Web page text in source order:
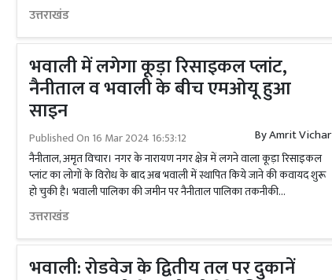
उत्तराखंड
भवाली में लगेगा कूड़ा रिसाइकल प्लांट,
नैनीताल व भवाली के बीच एमओयू हुआ
साइन
Published On 16 Mar 2024 16:53:12 ByAmrit Vichar
नैनीताल, अमृत विचार। नगर के नारायण नगर क्षेत्र में लगने वाला कूड़ा रिसाइकल
प्लांट का लोगों के विरोध के बाद अब भवाली में स्थापित किये जाने की कवायद शुरू
हो चुकी है। भवाली पालिका की जमीन पर नैनीताल पालिका तकनीकी...
उत्तराखंड
भवाली: रोडवेज के द्वितीय तल पर दुकानें